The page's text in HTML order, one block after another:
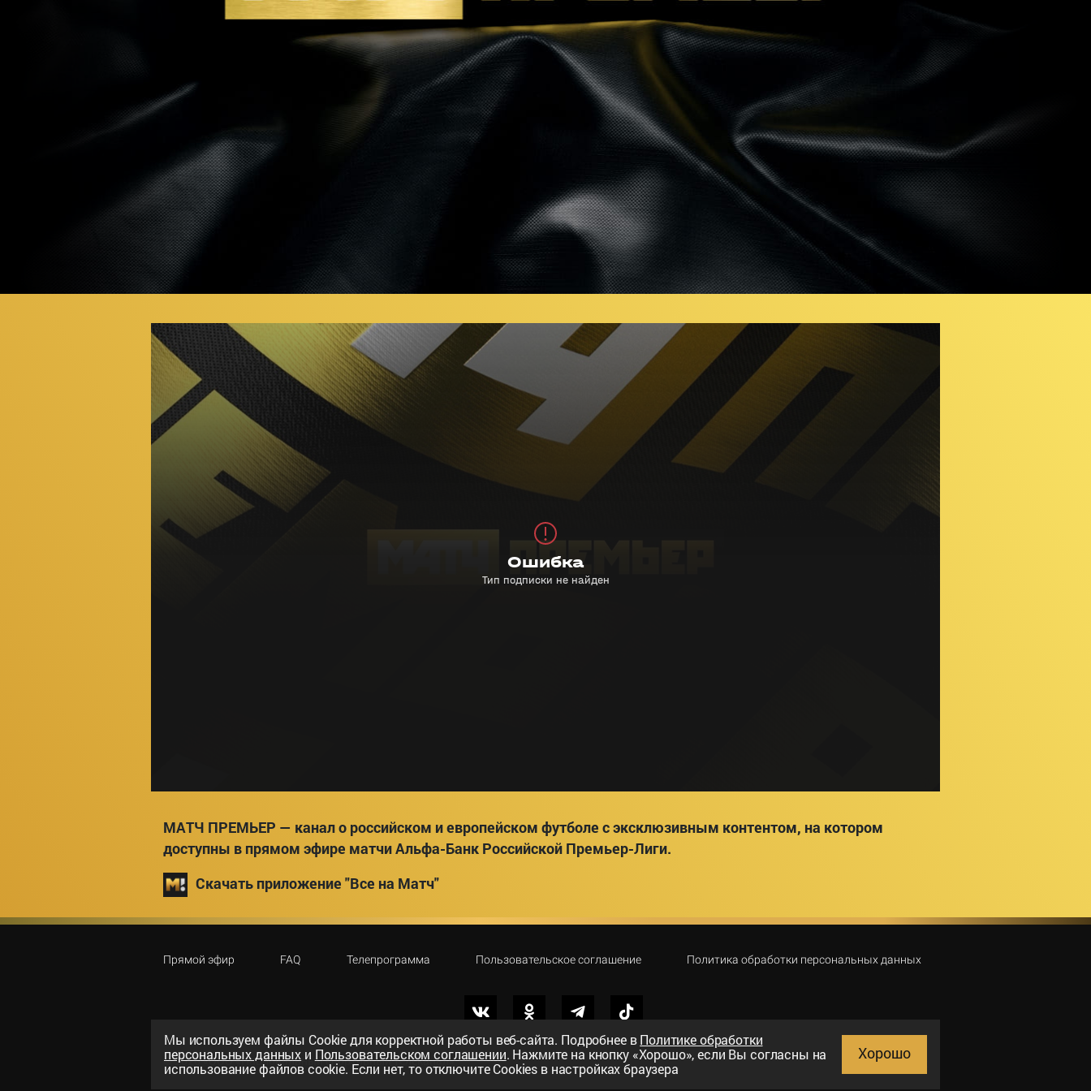
МАТЧ ПРЕМЬЕР — канал о российском и европейском футболе с эксклюзивным контентом, на котором
доступны в прямом эфире матчи Альфа-Банк Российской Премьер-Лиги.
Скачать приложение "Все на Матч"
Прямой эфир FAQ Телепрограмма Пользовательское соглашение Политика обработки персональных данных
©2026«ООО «Национальный спортивный телеканал» Поиск
Мы используем файлы Сookie для корректной работы веб-сайта. Подробнее вПолитике обработки
персональных данных и Пользовательском соглашении. Нажмите на кнопку «Хорошо», если Вы согласны на
использование файлов cookie. Если нет, то отключите Cookies в настройках браузера
Хорошо